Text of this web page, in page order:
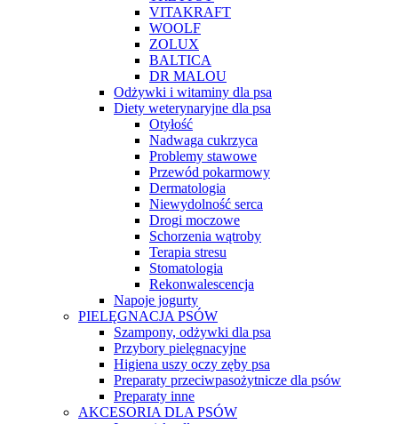
VITAKRAFT
WOOLF
ZOLUX
BALTICA
DR MALOU
Odżywki i witaminy dla psa
Diety weterynaryjne dla psa
Otyłość
Nadwaga cukrzyca
Problemy stawowe
Przewód pokarmowy
Dermatologia
Niewydolność serca
Drogi moczowe
Schorzenia wątroby
Terapia stresu
Stomatologia
Rekonwalescencja
Napoje jogurty
PIELĘGNACJA PSÓW
Szampony, odżywki dla psa
Przybory pielęgnacyjne
Higiena uszy oczy zęby psa
Preparaty przeciwpasożytnicze dla psów
Preparaty inne
AKCESORIA DLA PSÓW